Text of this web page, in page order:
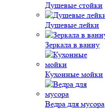
Душевые стойки
Душевые лейки
Зеркала в ванну
Кухонные мойки
Ведра для мусора